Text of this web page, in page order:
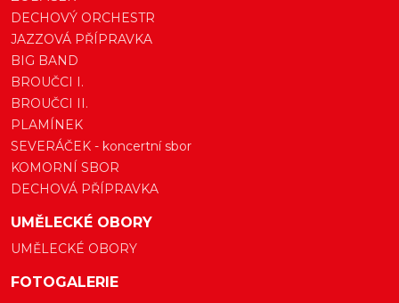
DECHOVÝ ORCHESTR
JAZZOVÁ PŘÍPRAVKA
BIG BAND
BROUČCI I.
BROUČCI II.
PLAMÍNEK
SEVERÁČEK - koncertní sbor
KOMORNÍ SBOR
DECHOVÁ PŘÍPRAVKA
UMĚLECKÉ OBORY
UMĚLECKÉ OBORY
FOTOGALERIE